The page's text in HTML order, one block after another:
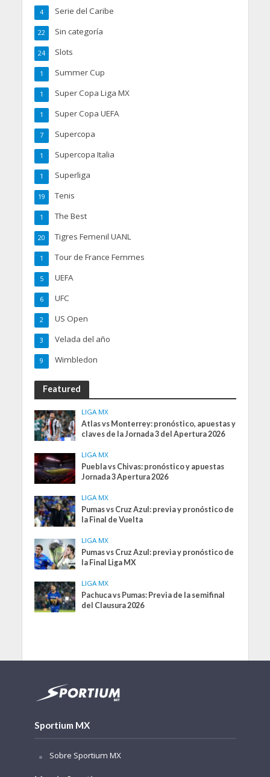
Serie del Caribe
4
Sin categoría
22
Slots
24
Summer Cup
1
Super Copa Liga MX
1
Super Copa UEFA
1
Supercopa
7
Supercopa Italia
1
Superliga
1
Tenis
19
The Best
1
Tigres Femenil UANL
20
Tour de France Femmes
1
UEFA
5
UFC
6
US Open
2
Velada del año
3
Wimbledon
9
Featured
LIGA MX
Atlas vs Monterrey: pronóstico, apuestas y
claves de la Jornada 3 del Apertura 2026
LIGA MX
Puebla vs Chivas: pronóstico y apuestas
Jornada 3 Apertura 2026
LIGA MX
Pumas vs Cruz Azul: previa y pronóstico de
la Final de Vuelta
LIGA MX
Pumas vs Cruz Azul: previa y pronóstico de
la Final Liga MX
LIGA MX
Pachuca vs Pumas: Previa de la semifinal
del Clausura 2026
Sportium MX
Sobre Sportium MX